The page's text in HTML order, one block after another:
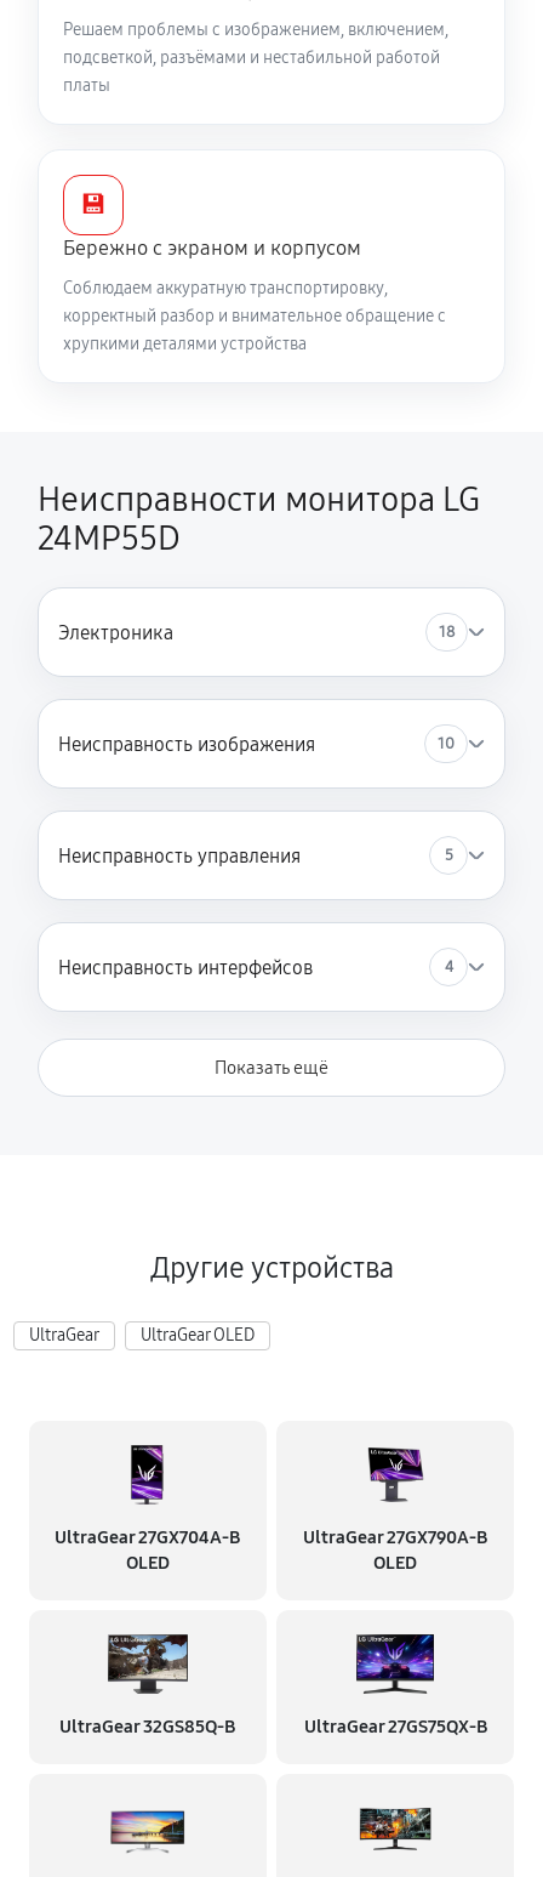
Решаем проблемы с изображением, включением,
подсветкой, разъёмами и нестабильной работой
платы
💾
Бережно с экраном и корпусом
Соблюдаем аккуратную транспортировку,
корректный разбор и внимательное обращение с
хрупкими деталями устройства
Неисправности монитора LG
24MP55D
Электроника 18
Неисправность изображения 10
Неисправность управления 5
Неисправность интерфейсов 4
Показать ещё
Другие устройства
UltraGear UltraGear OLED
UltraGear 27GX704A-B
OLED
UltraGear 27GX790A-B
OLED
UltraGear 32GS85Q-B UltraGear 27GS75QX-B